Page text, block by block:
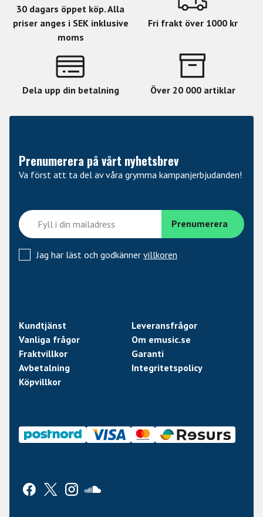
30 dagars öppet köp. Alla
priser anges i SEK inklusive
moms
Fri frakt över 1000 kr
Dela upp din betalning Över 20 000 artiklar
Prenumerera på vårt nyhetsbrev
Va först att ta del av våra grymma kampanjerbjudanden!
Jag har läst och godkänner villkoren
Kundtjänst
Leveransfrågor
Vanliga frågor
Om emusic.se
Fraktvillkor
Garanti
Avbetalning
Integritetspolicy
Köpvillkor